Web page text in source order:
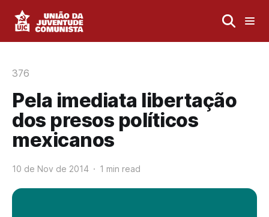
376
Pela imediata libertação
dos presos políticos
mexicanos
10 de Nov de 2014 1 min read